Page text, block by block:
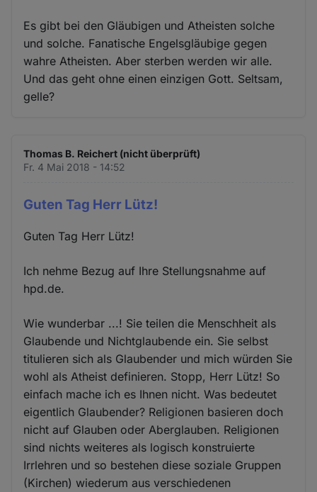
Es gibt bei den Gläubigen und Atheisten solche
und solche. Fanatische Engelsgläubige gegen
wahre Atheisten. Aber sterben werden wir alle.
Und das geht ohne einen einzigen Gott. Seltsam,
gelle?
Thomas B. Reichert (nicht überprüft)
Fr. 4 Mai 2018 - 14:52
Guten Tag Herr Lütz!
Guten Tag Herr Lütz!
Ich nehme Bezug auf Ihre Stellungsnahme auf
hpd.de.
Wie wunderbar ...! Sie teilen die Menschheit als
Glaubende und Nichtglaubende ein. Sie selbst
titulieren sich als Glaubender und mich würden Sie
wohl als Atheist definieren. Stopp, Herr Lütz! So
einfach mache ich es Ihnen nicht. Was bedeutet
eigentlich Glaubender? Religionen basieren doch
nicht auf Glauben oder Aberglauben. Religionen
sind nichts weiteres als logisch konstruierte
Irrlehren und so bestehen diese soziale Gruppen
(Kirchen) wiederum aus verschiedenen